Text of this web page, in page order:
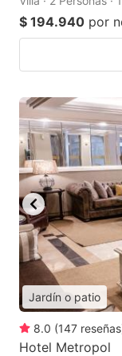
$ 194.940 por
Jardín o patio
8.0 (147 reseñas
Hotel Metropol